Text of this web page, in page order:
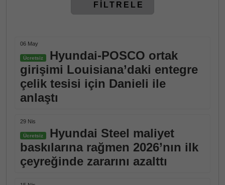
FİLTRELE
06 May
Ücretsiz
Hyundai-POSCO ortak
girişimi Louisiana’daki entegre
çelik tesisi için Danieli ile
anlaştı
29 Nis
Ücretsiz
Hyundai Steel maliyet
baskılarına rağmen 2026’nın ilk
çeyreğinde zararını azalttı